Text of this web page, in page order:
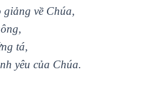
về Chúa,
tá,
yêu của Chúa.